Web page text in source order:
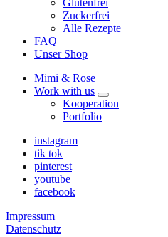
Zuckerfrei
Alle Rezepte
FAQ
Unser Shop
Mimi & Rose
Work with us
expand
child
Kooperation
Portfolio
instagram
tik tok
pinterest
youtube
facebook
Impressum
Datenschutz